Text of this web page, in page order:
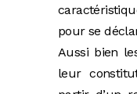
pour se
Aussi bien
leur